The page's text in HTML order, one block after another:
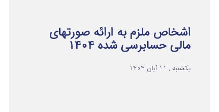
اشخاص ملزم به ارائه صورتهای
مالی حسابرسی شده ۱۴۰۴
یکشنبه , 11 آبان 1404